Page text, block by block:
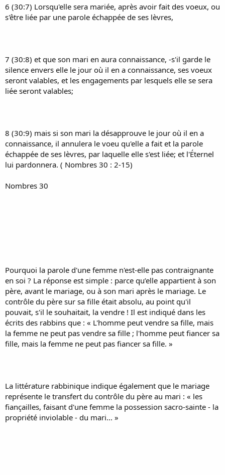
6 (30:7) Lorsqu'elle sera mariée, après avoir fait des voeux, ou
s'être liée par une parole échappée de ses lèvres,
7 (30:8) et que son mari en aura connaissance, -s'il garde le
silence envers elle le jour où il en a connaissance, ses voeux
seront valables, et les engagements par lesquels elle se sera
liée seront valables;
8 (30:9) mais si son mari la désapprouve le jour où il en a
connaissance, il annulera le voeu qu'elle a fait et la parole
échappée de ses lèvres, par laquelle elle s'est liée; et l'Éternel
lui pardonnera. ( Nombres 30 : 2-15)
Nombres 30
Pourquoi la parole d'une femme n'est-elle pas contraignante
en soi ? La réponse est simple : parce qu’elle appartient à son
père, avant le mariage, ou à son mari après le mariage. Le
contrôle du père sur sa fille était absolu, au point qu'il
pouvait, s'il le souhaitait, la vendre ! Il est indiqué dans les
écrits des rabbins que : « L'homme peut vendre sa fille, mais
la femme ne peut pas vendre sa fille ; l'homme peut fiancer sa
fille, mais la femme ne peut pas fiancer sa fille. »
La littérature rabbinique indique également que le mariage
représente le transfert du contrôle du père au mari : « les
fiançailles, faisant d'une femme la possession sacro-sainte - la
propriété inviolable - du mari... »